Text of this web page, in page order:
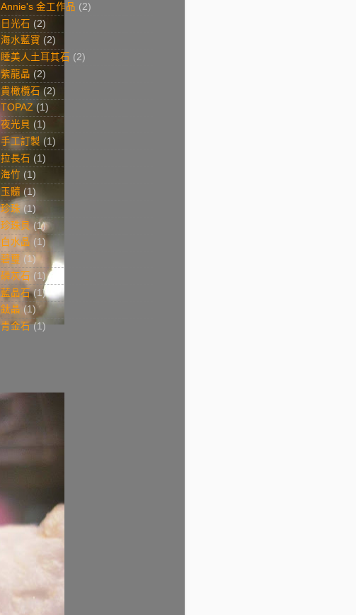
Annie's 金工作品 (2)
日光石 (2)
海水藍寶 (2)
睡美人土耳其石 (2)
紫龍晶 (2)
貴橄欖石 (2)
TOPAZ (1)
夜光貝 (1)
手工訂製 (1)
拉長石 (1)
海竹 (1)
玉髓 (1)
珍珠 (1)
珍珠貝 (1)
白水晶 (1)
碧璽 (1)
磷灰石 (1)
藍晶石 (1)
鈦晶 (1)
青金石 (1)